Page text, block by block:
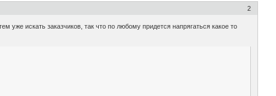
2
уже искать заказчиков, так что по любому придется напрягаться какое то